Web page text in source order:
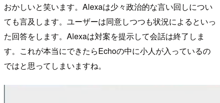
おかしいと笑います。Alexaは少々政治的な言い回しについ
ても言及します。ユーザーは同意しつつも状況によるといっ
た回答をします。Alexaは対案を提示して会話は終了しま
す。これが本当にできたらEchoの中に小人が入っているの
ではと思ってしまいますね。